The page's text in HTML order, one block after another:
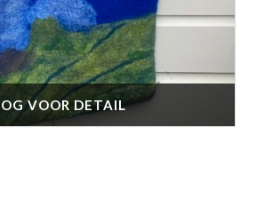
VOOR DETAIL